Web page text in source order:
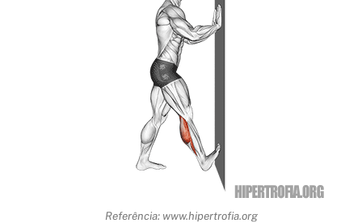
Referência: www.hipertrofia.org